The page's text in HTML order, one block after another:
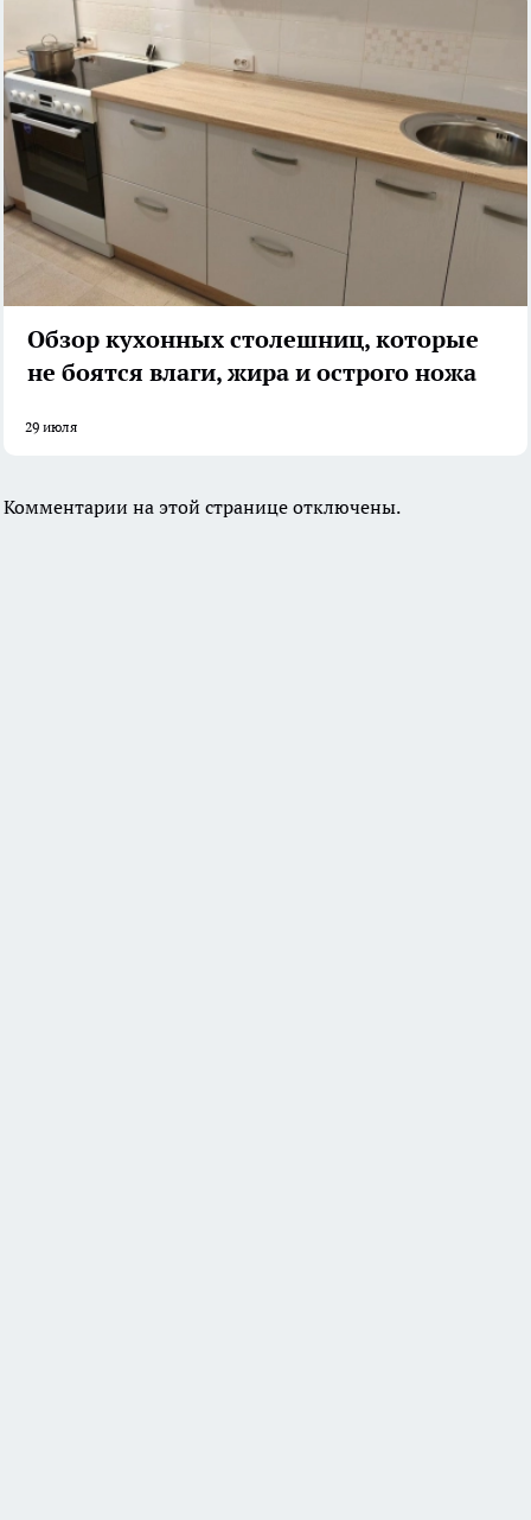
Обзор кухонных столешниц, которые
не боятся влаги, жира и острого ножа
29 июля
Комментарии на этой странице отключены.